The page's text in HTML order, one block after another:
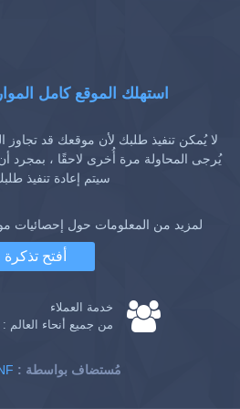
استهلك الموقع كامل
لا يُمكن تنفيذ طلبك لأن موقعك قد تجاوز
يُرجى المحاولة مرة أُخرى لاحقًا ، بمجرد
سيتم إعادة تنفيذ
لمزيد من المعلومات حول إحصائيات
أفتح تذكرة
خدمة العملاء
من جميع أنحاء العالم :
: مُستضاف بواسطة